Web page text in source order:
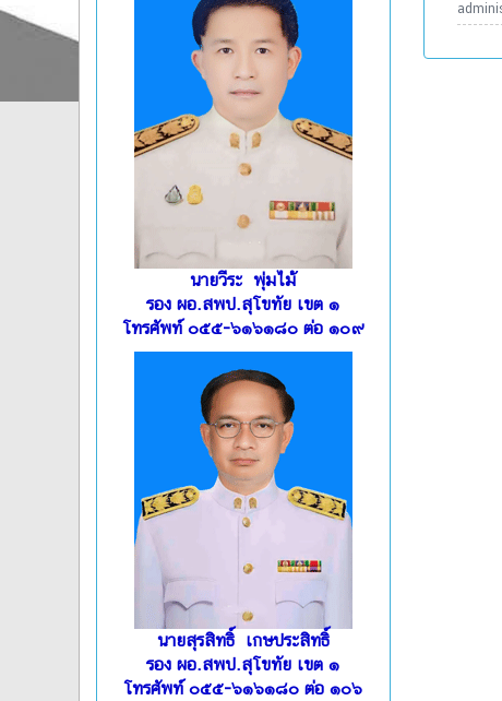
นายวีระ พุ่มไม้
รอง ผอ.สพป.สุโขทัย เขต ๑
โทรศัพท์ ๐๕๕-๖๑๖๑๘๐ ต่อ ๑๐๙
นายสุรสิทธิ์ เกษประสิทธิ์
รอง ผอ.สพป.สุโขทัย เขต ๑
โทรศัพท์ ๐๕๕-๖๑๖๑๘๐ ต่อ ๑๐๖